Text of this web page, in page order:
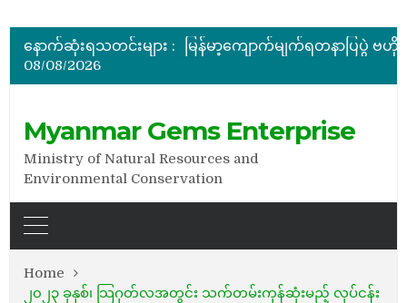
နောက်ဆုံးရသတင်းများ :
08/08/2026
Myanmar Gems Enterprise
Ministry of Natural Resources and
Environmental Conservation
Home
၂၀၂၃ ခုနှစ်၊ သြဂုတ်လအတွင်း သက်တမ်းကုန်ဆုံးမည့် လုပ်ငန်း